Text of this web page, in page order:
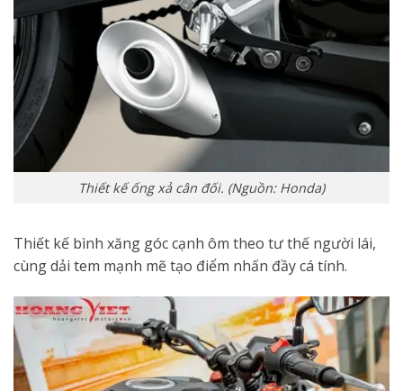
Thiết kế ống xả cân đối. (Nguồn: Honda)
Thiết kế bình xăng góc cạnh ôm theo tư thế người lái,
cùng dải tem mạnh mẽ tạo điểm nhấn đầy cá tính.